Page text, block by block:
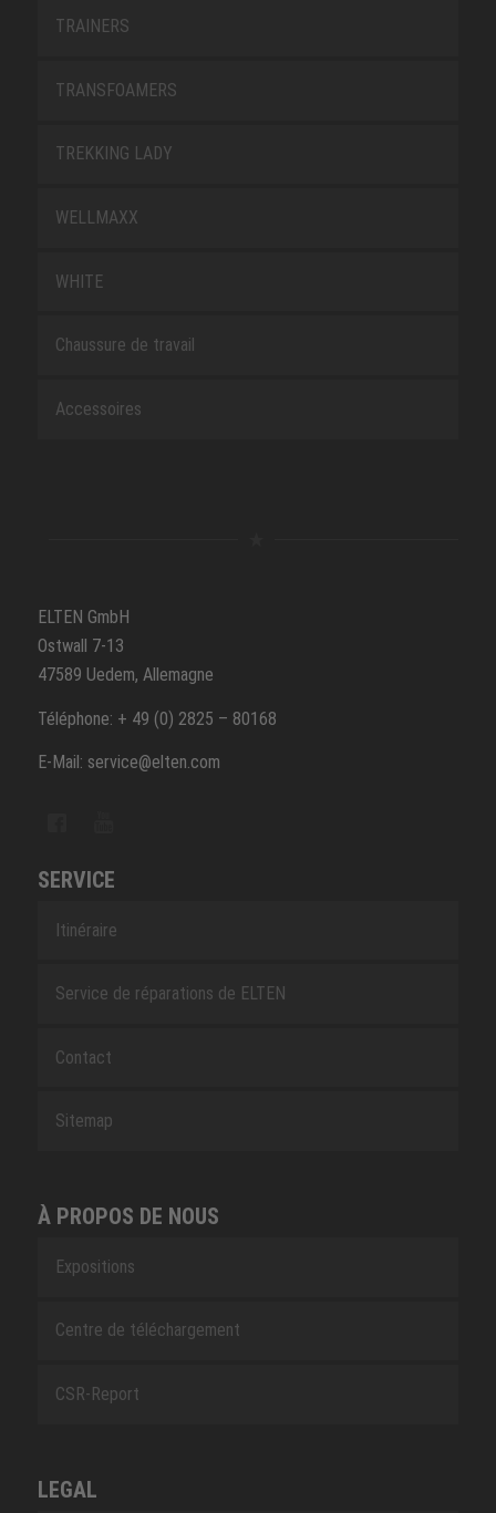
TRAINERS
TRANSFOAMERS
TREKKING LADY
WELLMAXX
WHITE
Chaussure de travail
Accessoires
ELTEN GmbH
Ostwall 7-13
47589 Uedem, Allemagne
Téléphone: + 49 (0) 2825 – 80168
E-Mail: service@elten.com
SERVICE
Itinéraire
Service de réparations de ELTEN
Contact
Sitemap
À PROPOS DE NOUS
Expositions
Centre de téléchargement
CSR-Report
LEGAL